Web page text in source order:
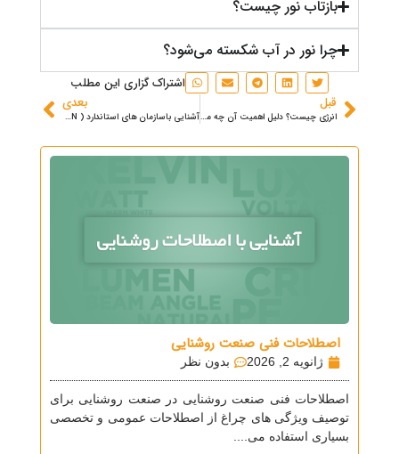
بازتاب نور چیست؟
چرا نور در آب شکسته می‌شود؟
اشتراک گزاری این مطلب
قبل
انرژی چیست؟ دلیل اهمیت آن چه می‌باشد؟
بعدی
آشنایی باسازمان های استاندارد ( ISO/IEC/EN)
اصطلاحات فنی صنعت روشنایی
ژانویه 2, 2026 بدون نظر
اصطلاحات فنی صنعت روشنایی در صنعت روشنایی برای
توصیف ویژگی های چراغ از اصطلاحات عمومی و تخصصی
بسیاری استفاده می....